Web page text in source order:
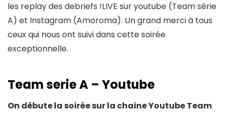
les replay des debriefs !LIVE sur youtube (Team série
A) et Instagram (Amoroma). Un grand merci à tous
ceux qui nous ont suivi dans cette soirée
exceptionnelle.
Team serie A – Youtube
On débute la soirée sur la chaine Youtube Team